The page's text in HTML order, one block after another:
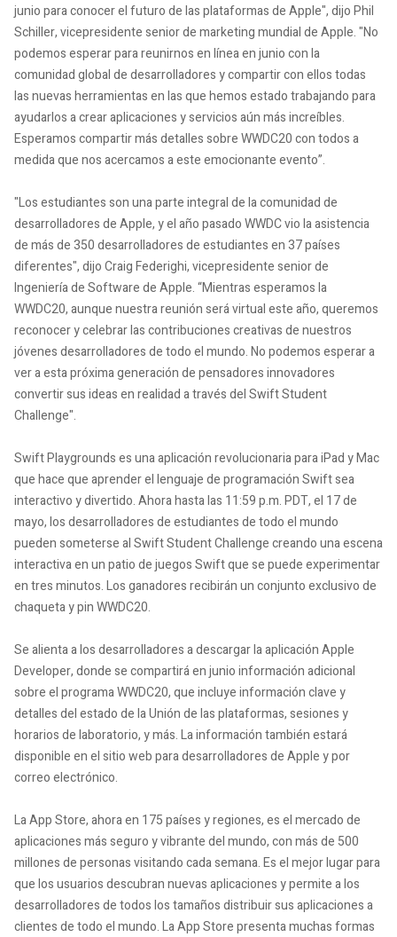
junio para conocer el futuro de las plataformas de Apple", dijo Phil
Schiller, vicepresidente senior de marketing mundial de Apple. "No
podemos esperar para reunirnos en línea en junio con la
comunidad global de desarrolladores y compartir con ellos todas
las nuevas herramientas en las que hemos estado trabajando para
ayudarlos a crear aplicaciones y servicios aún más increíbles.
Esperamos compartir más detalles sobre WWDC20 con todos a
medida que nos acercamos a este emocionante evento”.
"Los estudiantes son una parte integral de la comunidad de
desarrolladores de Apple, y el año pasado WWDC vio la asistencia
de más de 350 desarrolladores de estudiantes en 37 países
diferentes", dijo Craig Federighi, vicepresidente senior de
Ingeniería de Software de Apple. “Mientras esperamos la
WWDC20, aunque nuestra reunión será virtual este año, queremos
reconocer y celebrar las contribuciones creativas de nuestros
jóvenes desarrolladores de todo el mundo. No podemos esperar a
ver a esta próxima generación de pensadores innovadores
convertir sus ideas en realidad a través del Swift Student
Challenge".
Swift Playgrounds es una aplicación revolucionaria para iPad y Mac
que hace que aprender el lenguaje de programación Swift sea
interactivo y divertido. Ahora hasta las 11:59 p.m. PDT, el 17 de
mayo, los desarrolladores de estudiantes de todo el mundo
pueden someterse al Swift Student Challenge creando una escena
interactiva en un patio de juegos Swift que se puede experimentar
en tres minutos. Los ganadores recibirán un conjunto exclusivo de
chaqueta y pin WWDC20.
Se alienta a los desarrolladores a descargar la aplicación Apple
Developer, donde se compartirá en junio información adicional
sobre el programa WWDC20, que incluye información clave y
detalles del estado de la Unión de las plataformas, sesiones y
horarios de laboratorio, y más. La información también estará
disponible en el sitio web para desarrolladores de Apple y por
correo electrónico.
La App Store, ahora en 175 países y regiones, es el mercado de
aplicaciones más seguro y vibrante del mundo, con más de 500
millones de personas visitando cada semana. Es el mejor lugar para
que los usuarios descubran nuevas aplicaciones y permite a los
desarrolladores de todos los tamaños distribuir sus aplicaciones a
clientes de todo el mundo. La App Store presenta muchas formas